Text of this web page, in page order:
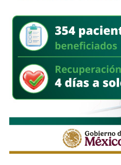
deja a los propios
vulnerabilidad,al no contar con
previstas por la normativa estatal.
“Es la empresa la que no
locales establecen y eso deja a
de indefensión”, señaló.
Respecto a la llegada de
estado, Martínez Acosta
competencia representa una
mejorar la calidad del